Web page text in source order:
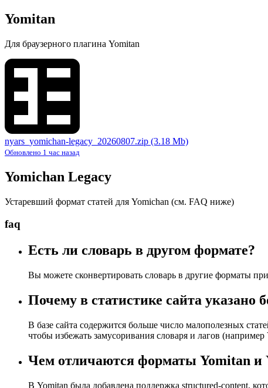
Yomitan
Для браузерного плагина Yomitan
nyars_yomichan-legacy_20260807.zip (3.18 Mb)
Обновлено 1 час назад
Yomichan Legacy
Устаревший формат статей для Yomichan (см. FAQ ниже)
faq
Есть ли словарь в другом формате?
Вы можете сконвертировать словарь в другие форматы
Почему в статистике сайта указано
В базе сайта содержится больше число малополезных
чтобы избежать замусоривания словаря и лагов
Чем отличаются форматы Yomitan и
В Yomitan была добавлена поддержка structured-content,